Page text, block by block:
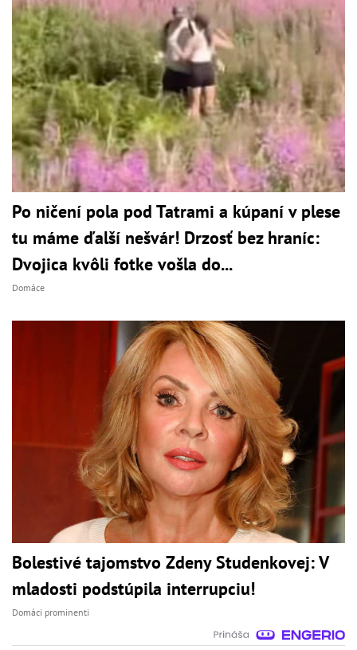
Po ničení pola pod Tatrami a kúpaní v plese
tu máme ďalší nešvár! Drzosť bez hraníc:
Dvojica kvôli fotke vošla do...
Domáce
Bolestivé tajomstvo Zdeny Studenkovej: V
mladosti podstúpila interrupciu!
Domáci prominenti